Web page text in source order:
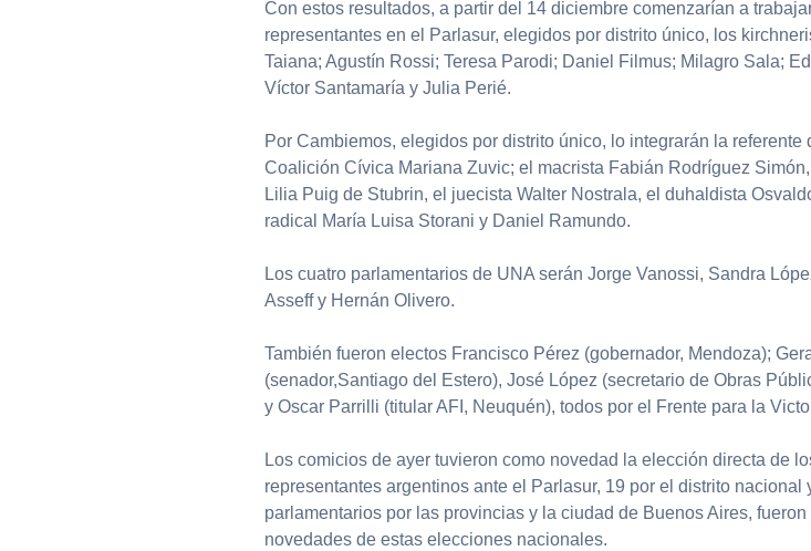
Con estos resultados, a partir del 14 diciembre comenzarían a
representantes en el Parlasur, elegidos por distrito único, los
Taiana; Agustín Rossi; Teresa Parodi; Daniel Filmus; Milagro Sala;
Víctor Santamaría y Julia Perié.
Por Cambiemos, elegidos por distrito único, lo integrarán la referente
Coalición Cívica Mariana Zuvic; el macrista Fabián Rodríguez Simón,
Lilia Puig de Stubrin, el juecista Walter Nostrala, el duhaldista
radical María Luisa Storani y Daniel Ramundo.
Los cuatro parlamentarios de UNA serán Jorge Vanossi, Sandra
Asseff y Hernán Olivero.
También fueron electos Francisco Pérez (gobernador, Mendoza);
(senador,Santiago del Estero), José López (secretario de Obras
y Oscar Parrilli (titular AFI, Neuquén), todos por el Frente para la
Los comicios de ayer tuvieron como novedad la elección directa de
representantes argentinos ante el Parlasur, 19 por el distrito nacional
parlamentarios por las provincias y la ciudad de Buenos Aires,
novedades de estas elecciones nacionales.